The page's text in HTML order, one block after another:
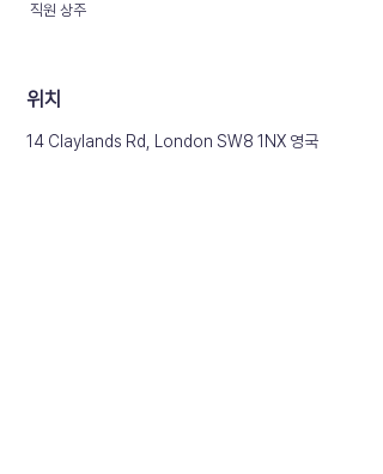
직원 상주
​위치
14 Claylands Rd, London SW8 1NX 영국